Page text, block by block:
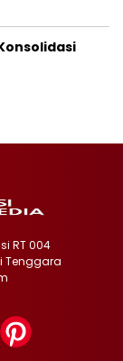
RT 004
Tenggara